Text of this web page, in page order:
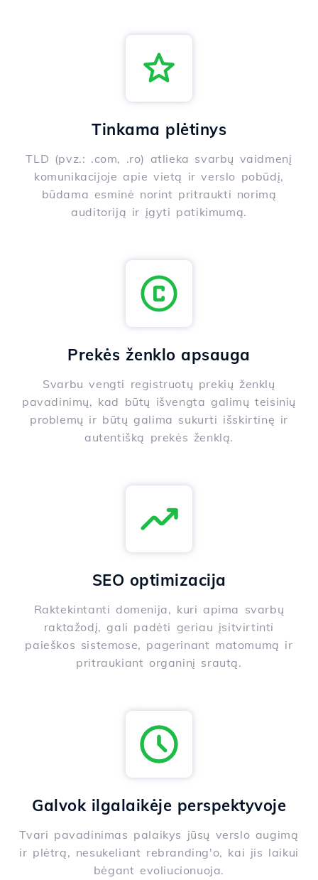
Tinkama plėtinys
TLD (pvz.: .com, .ro) atlieka svarbų vaidmenį
komunikacijoje apie vietą ir verslo pobūdį,
būdama esminė norint pritraukti norimą
auditoriją ir įgyti patikimumą.
Prekės ženklo apsauga
Svarbu vengti registruotų prekių ženklų
pavadinimų, kad būtų išvengta galimų teisinių
problemų ir būtų galima sukurti išskirtinę ir
autentišką prekės ženklą.
SEO optimizacija
Raktekintanti domenija, kuri apima svarbų
raktažodį, gali padėti geriau įsitvirtinti
paieškos sistemose, pagerinant matomumą ir
pritraukiant organinį srautą.
Galvok ilgalaikėje perspektyvoje
Tvari pavadinimas palaikys jūsų verslo augimą
ir plėtrą, nesukeliant rebranding'o, kai jis laikui
bėgant evoliucionuoja.